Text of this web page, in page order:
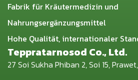
Fabrik für Kräutermedizin und
Nahrungsergänzungsmittel
Hohe Qualität, internationaler
Teppratarnosod Co., Ltd.
27 Soi Sukha Phiban 2, Soi 15,